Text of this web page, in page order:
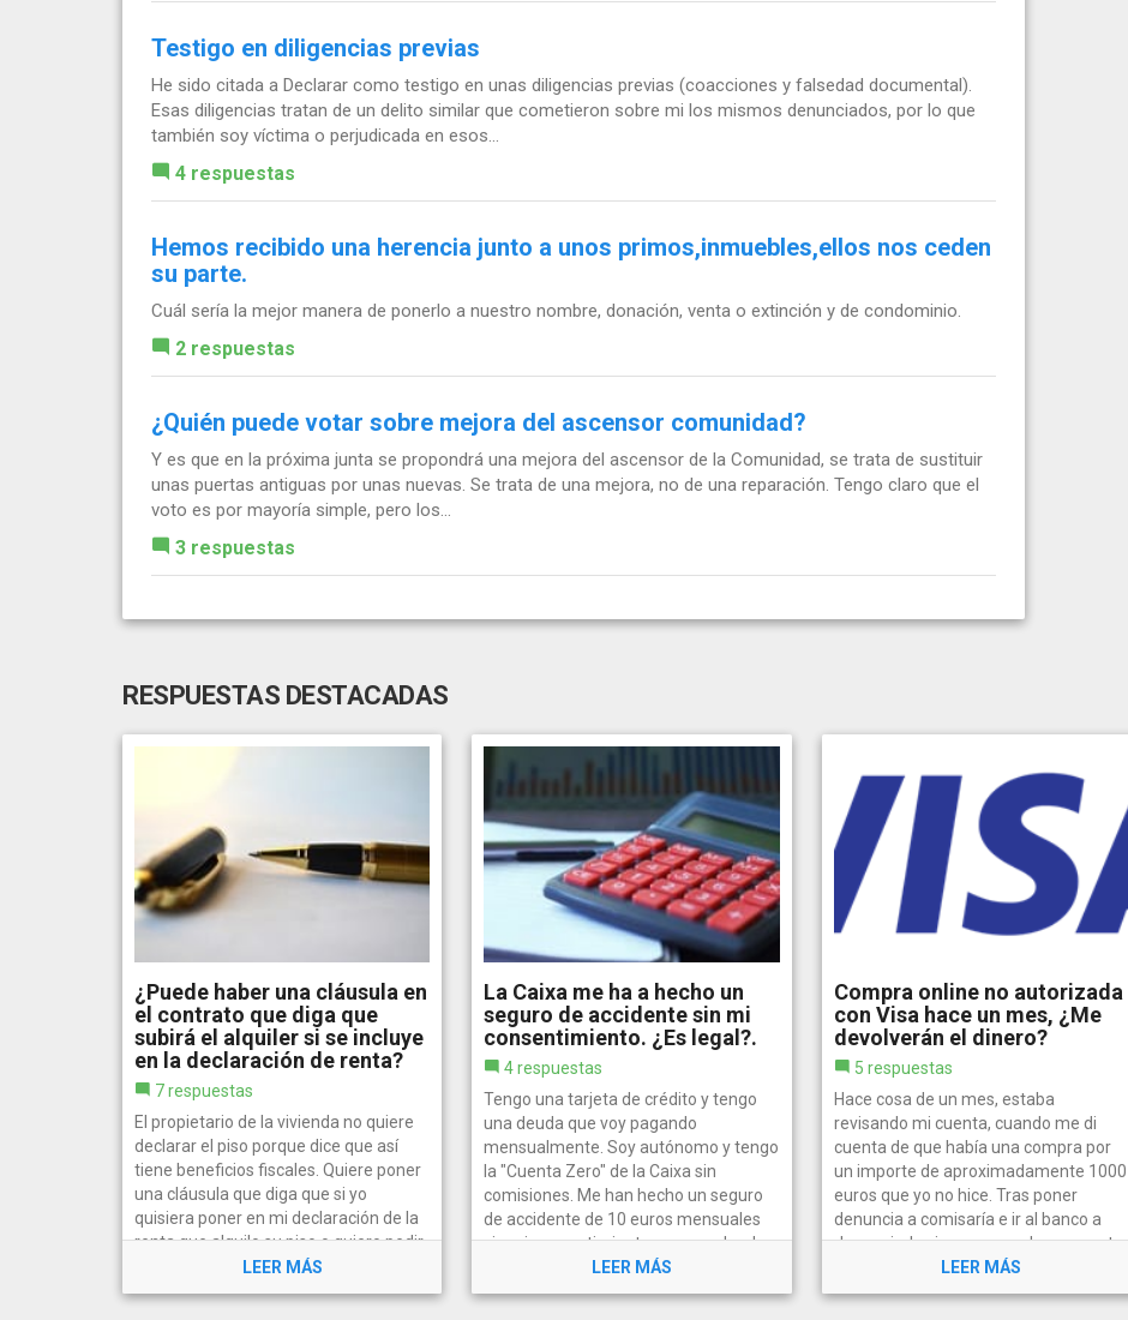
Testigo en diligencias previas
He sido citada a Declarar como testigo en unas diligencias previas (coacciones y falsedad documental).
Esas diligencias tratan de un delito similar que cometieron sobre mi los mismos denunciados, por lo que
también soy víctima o perjudicada en esos...
4 respuestas
Hemos recibido una herencia junto a unos primos,inmuebles,ellos nos ceden
su parte.
Cuál sería la mejor manera de ponerlo a nuestro nombre, donación, venta o extinción y de condominio.
2 respuestas
¿Quién puede votar sobre mejora del ascensor comunidad?
Y es que en la próxima junta se propondrá una mejora del ascensor de la Comunidad, se trata de sustituir
unas puertas antiguas por unas nuevas. Se trata de una mejora, no de una reparación. Tengo claro que el
voto es por mayoría simple, pero los...
3 respuestas
RESPUESTAS DESTACADAS
LEER MÁS
¿Puede haber una cláusula en
el contrato que diga que
subirá el alquiler si se incluye
en la declaración de renta?
7 respuestas
El propietario de la vivienda no quiere
declarar el piso porque dice que así
tiene beneficios fiscales. Quiere poner
una cláusula que diga que si yo
quisiera poner en mi declaración de la
renta que alquilo su piso o quiero pedir
cualquier ayuda que...
LEER MÁS
La Caixa me ha a hecho un
seguro de accidente sin mi
consentimiento. ¿Es legal?.
4 respuestas
Tengo una tarjeta de crédito y tengo
una deuda que voy pagando
mensualmente. Soy autónomo y tengo
la "Cuenta Zero" de la Caixa sin
comisiones. Me han hecho un seguro
de accidente de 10 euros mensuales
sin mi consentimiento, me van dando
LEER MÁS
Compra online no autorizada
con Visa hace un mes, ¿Me
devolverán el dinero?
5 respuestas
Hace cosa de un mes, estaba
revisando mi cuenta, cuando me di
cuenta de que había una compra por
un importe de aproximadamente 1000
euros que yo no hice. Tras poner
denuncia a comisaría e ir al banco a
denunciarlo sigo esperando respuesta,